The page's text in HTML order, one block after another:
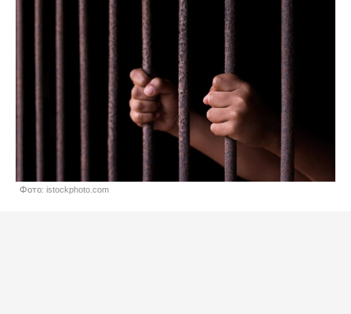
Фото: istockphoto.com